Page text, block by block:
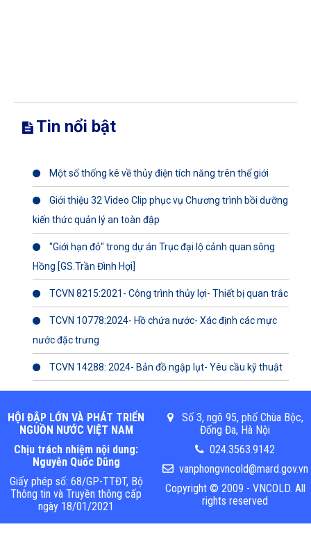
Tin nổi bật
Một số thống kê về thủy điện tích năng trên thế giới
Giới thiệu 32 Video Clip phục vụ Chương trình bồi dưỡng
kiến thức quản lý an toàn đập
"Giới hạn đỏ" trong dự án Trục đại lộ cảnh quan sông
Hồng [GS.Trần Đình Hợi]
TCVN 8215:2021- Công trình thủy lợi- Thiết bị quan trắc
TCVN 10778:2024- Hồ chứa nước- Xác định các mực
nước đặc trưng
TCVN 14288: 2024- Bản đồ ngập lụt- Yêu cầu kỹ thuật
HỘI ĐẬP LỚN VÀ PHÁT TRIỂN
NGUỒN NƯỚC VIỆT NAM
Chịu trách nhiệm nội dung:
Nguyễn Quốc Dũng
Giấy phép số: 68/GP-TTĐT, Bộ
Thông tin và Truyền thông cấp
ngày 18/01/2021
Số 3, ngõ 95, phố Chùa Bộc,
Đống Đa, Hà Nội
024.3563.9142
vanphongvncold@mard.gov.vn
Copyright © 2009 - VNCOLD. All
rights reserved